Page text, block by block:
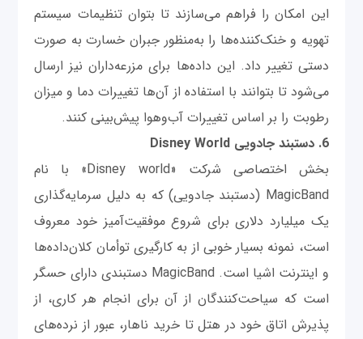
این امکان را فراهم می‌سازند تا بتوان تنظیمات سیستم
تهویه و خنک‌کننده‌ها را به‌منظور جبران خسارت به صورت
دستی تغییر داد. این داده‌ها برای مزرعه‌داران نیز ارسال
می‌شود تا بتوانند با استفاده از آن‌ها تغییرات دما و میزان
رطوبت را بر اساس تغییرات آب‌وهوا پیش‌بینی کنند.
6. دستبند جادویی Disney World
بخش اختصاصی شرکت «Disney world» با نام
MagicBand (دستبند جادویی) که به دلیل سرمایه‌گذاری
یک میلیارد دلاری برای شروع موفقیت‌آمیز خود معروف
است، نمونه بسیار خوبی از به کارگیری توأمان کلان‌داده‌ها
و اینترنت اشیا است. MagicBand دستبندی دارای حسگر
است که سیاحت‌کنندگان از آن برای انجام هر کاری، از
پذیرش اتاق خود در هتل تا خرید ناهار، عبور از نرده‌های